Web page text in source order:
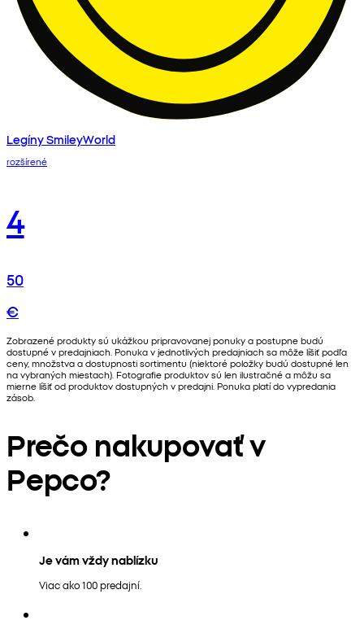
Legíny SmileyWorld
rozšírené
4
50
€
Zobrazené produkty sú ukážkou pripravovanej ponuky a postupne budú
dostupné v predajniach. Ponuka v jednotlivých predajniach sa môže líšiť podľa
ceny, množstva a dostupnosti sortimentu (niektoré položky budú dostupné len
na vybraných miestach). Fotografie produktov sú len ilustračné a môžu sa
mierne líšiť od produktov dostupných v predajni. Ponuka platí do vypredania
zásob.
Prečo nakupovať v
Pepco?
Je vám vždy nablízku
Viac ako 100 predajní.